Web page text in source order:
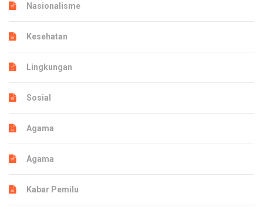
Nasionalisme
Kesehatan
Lingkungan
Sosial
Agama
Agama
Kabar Pemilu